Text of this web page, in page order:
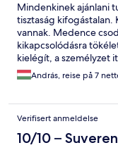
Mindenkinek ajánlani
tisztaság kifogástalan.
vannak. Medence
kikapcsolódásra
kielégít, a személyzet
András, reise på 7
Verifisert anmeldelse
10/10 –